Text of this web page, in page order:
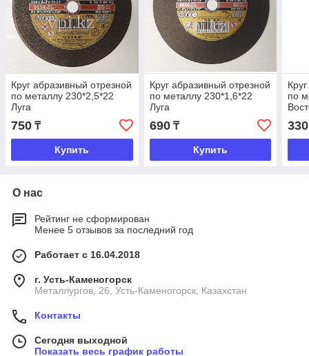
Круг абразивный отрезной
по металлу 230*2,5*22
Луга
750 ₸
Купить
Круг абразивный отрезной
по металлу 230*1,6*22
Луга
690₸
Купить
по
330
О нас
Рейтинг не сформирован
Менее 5 отзывов за последний год
Работает с 16.04.2018
г. Усть-Каменогорск
Металлургов, 26, Усть-Каменогорск, Казахстан
Контакты
Сегодня выходной
Показать весь график работы